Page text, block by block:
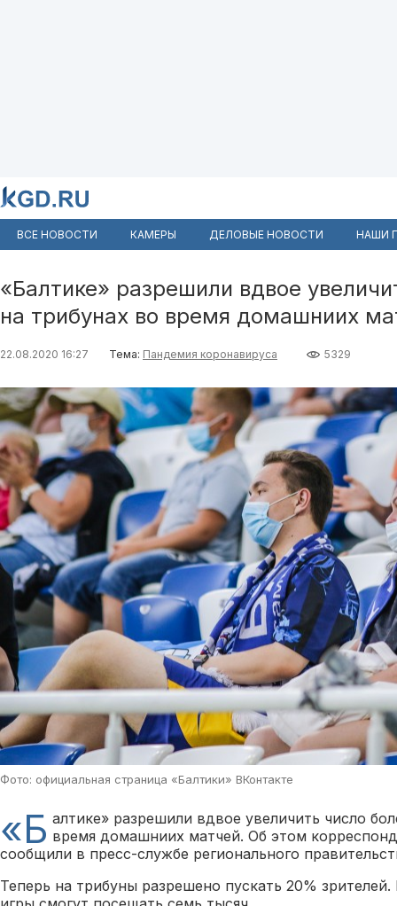
ВСЕ НОВОСТИ КАМЕРЫ ДЕЛОВЫЕ НОВОСТИ НАШИ
«Балтике» разрешили вдвое
на трибунах во время домашниих
22.08.2020 16:27 Тема: Пандемия коронавируса 5329
Фото: официальная страница «Балтики» ВКонтакте
«Б алтике» разрешили вдвое увеличить число
время домашниих матчей. Об этом
сообщили в пресс-службе регионального
Теперь на трибуны разрешено пускать 20%